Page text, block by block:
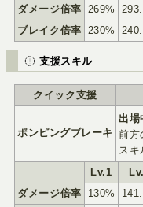
ダメージ倍率 269%
ブレイク倍率 230%
支援スキル
クイック支援
ポンピングブレーキ
出場
前方
スキ
Lv.1
ダメージ倍率
130%